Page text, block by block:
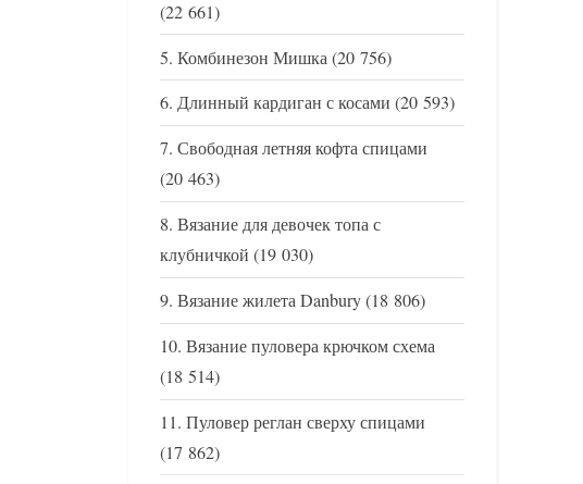
(22 661)
Комбинезон Мишка(20 756)
Длинный кардиган с косами (20 593)
Свободная летняя кофта спицами
(20 463)
Вязание для девочек топа с
клубничкой (19 030)
Вязание жилета Danbury(18 806)
Вязание пуловера крючком схема
(18 514)
Пуловер реглан сверху спицами
(17 862)